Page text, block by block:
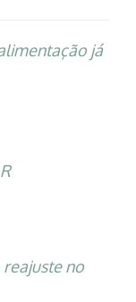
já
no